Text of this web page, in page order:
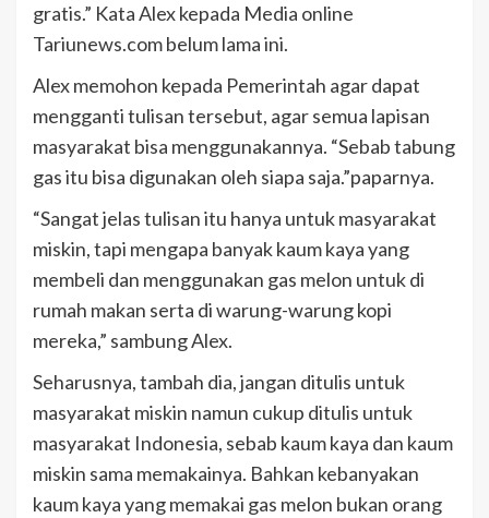
gratis.” Kata Alex kepada Media online
Tariunews.com belum lama ini.
Alex memohon kepada Pemerintah agar dapat
mengganti tulisan tersebut, agar semua lapisan
masyarakat bisa menggunakannya. “Sebab tabung
gas itu bisa digunakan oleh siapa saja.”paparnya.
“Sangat jelas tulisan itu hanya untuk masyarakat
miskin, tapi mengapa banyak kaum kaya yang
membeli dan menggunakan gas melon untuk di
rumah makan serta di warung-warung kopi
mereka,” sambung Alex.
Seharusnya, tambah dia, jangan ditulis untuk
masyarakat miskin namun cukup ditulis untuk
masyarakat Indonesia, sebab kaum kaya dan kaum
miskin sama memakainya. Bahkan kebanyakan
kaum kaya yang memakai gas melon bukan orang